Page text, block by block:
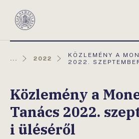
Magyar
... 2022
AKTUÁLIS
OLDAL:
KÖZLEMÉNY A
2022.
Közlemény a
Tanács 2022.
i üléséről